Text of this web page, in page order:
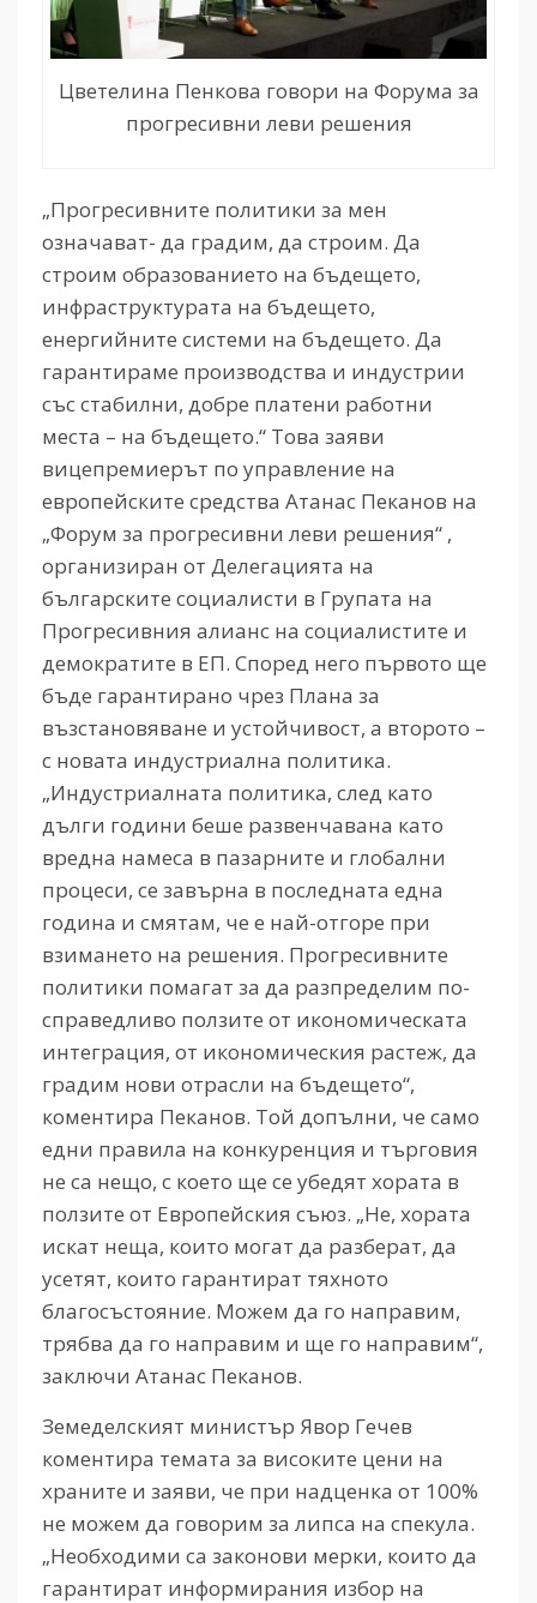
Цветелина Пенкова говори на Форума за
прогресивни леви решения
„Прогресивните политики за мен
означават- да градим, да строим. Да
строим образованието на бъдещето,
инфраструктурата на бъдещето,
енергийните системи на бъдещето. Да
гарантираме производства и индустрии
със стабилни, добре платени работни
места – на бъдещето.“ Това заяви
вицепремиерът по управление на
европейските средства Атанас Пеканов на
„Форум за прогресивни леви решения“ ,
организиран от Делегацията на
българските социалисти в Групата на
Прогресивния алианс на социалистите и
демократите в ЕП. Според него първото ще
бъде гарантирано чрез Плана за
възстановяване и устойчивост, а второто –
с новата индустриална политика.
„Индустриалната политика, след като
дълги години беше развенчавана като
вредна намеса в пазарните и глобални
процеси, се завърна в последната една
година и смятам, че е най-отгоре при
взимането на решения. Прогресивните
политики помагат за да разпределим по-
справедливо ползите от икономическата
интеграция, от икономическия растеж, да
градим нови отрасли на бъдещето“,
коментира Пеканов. Той допълни, че само
едни правила на конкуренция и търговия
не са нещо, с което ще се убедят хората в
ползите от Европейския съюз. „Не, хората
искат неща, които могат да разберат, да
усетят, които гарантират тяхното
благосъстояние. Можем да го направим,
трябва да го направим и ще го направим“,
заключи Атанас Пеканов.
Земеделският министър Явор Гечев
коментира темата за високите цени на
храните и заяви, че при надценка от 100%
не можем да говорим за липса на спекула.
„Необходими са законови мерки, които да
гарантират информирания избор на